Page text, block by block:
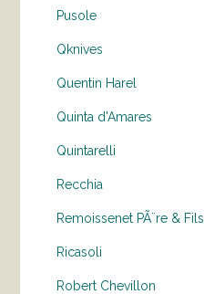
Pusole
Qknives
Quentin Harel
Quinta d'Amares
Quintarelli
Recchia
Remoissenet PÃ¨re & Fils
Ricasoli
Robert Chevillon